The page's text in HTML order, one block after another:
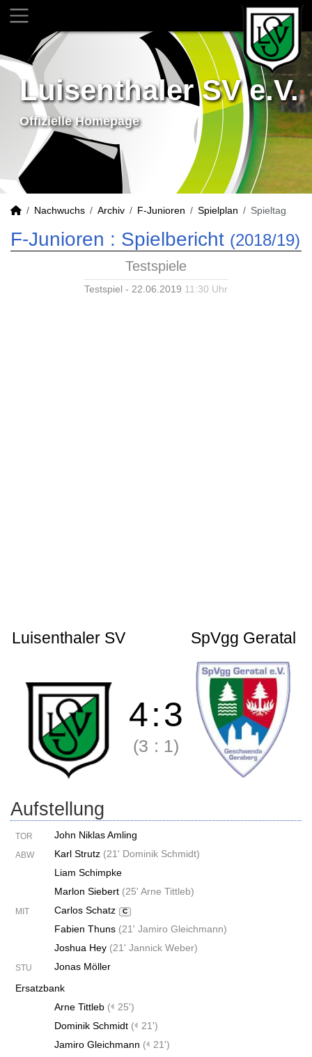
Luisenthaler SV e.V.
Offizielle Homepage
Nachwuchs Archiv F-Junioren Spielplan Spieltag
F-Junioren : Spielbericht (2018/19)
Testspiele
Testspiel - 22.06.2019 11:30 Uhr
Luisenthaler SV SpVgg Geratal
4:3
(3 : 1)
Aufstellung
TOR John Niklas Amling
ABW Karl Strutz (21' Dominik Schmidt)
Liam Schimpke
Marlon Siebert (25' Arne Tittleb)
MIT Carlos Schatz C
Fabien Thuns (21' Jamiro Gleichmann)
Joshua Hey (21' Jannick Weber)
STU
Jonas Möller
Ersatzbank
Arne Tittleb (
25')
Dominik Schmidt (
21')
Jamiro Gleichmann (
21')